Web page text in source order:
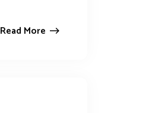
Read More